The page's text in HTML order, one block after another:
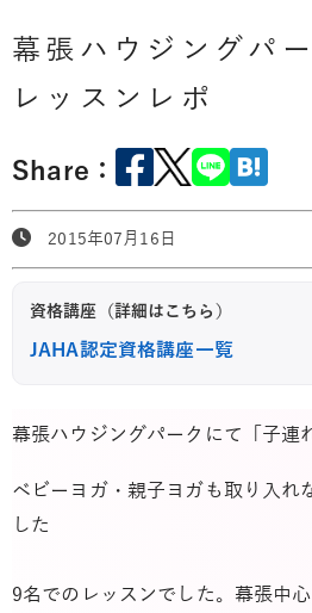
幕張ハウジングパ
レッスンレポ
Share：
2015年07月16日
資格講座（詳細はこちら）
JAHA認定資格講座一覧
幕張ハウジングパークにて「子連
ベビーヨガ・親子ヨガも取り入れ
した
9名でのレッスンでした。幕張中